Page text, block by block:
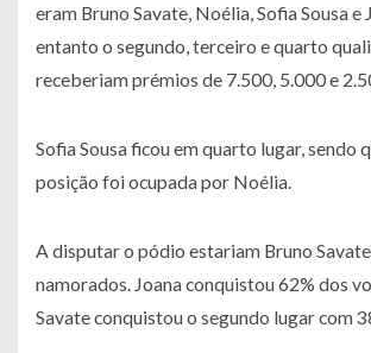
eram Bruno Savate, Noélia, Sofia Sousa e
entanto o segundo, terceiro e quarto
receberiam prémios de 7.500, 5.000 e
Sofia Sousa ficou em quarto lugar, sendo
posição foi ocupada por Noélia.
A disputar o pódio estariam Bruno Savate
namorados. Joana conquistou 62% dos
Savate conquistou o segundo lugar com